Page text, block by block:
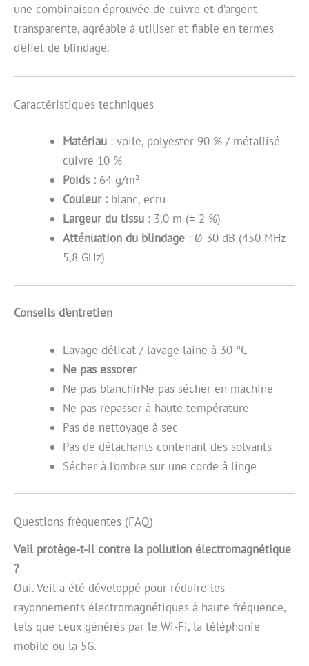
une combinaison éprouvée de cuivre et d’argent –
transparente, agréable à utiliser et fiable en termes
d’effet de blindage.
Caractéristiques techniques
Matériau : voile, polyester 90 % / métallisé
cuivre 10 %
Poids : 64 g/m²
Couleur : blanc, ecru
Largeur du tissu : 3,0 m (± 2 %)
Atténuation du blindage : Ø 30 dB (450 MHz –
5,8 GHz)
Conseils d’entretien
Lavage délicat / lavage laine à 30 °C
Ne pas essorer
Ne pas blanchirNe pas sécher en machine
Ne pas repasser à haute température
Pas de nettoyage à sec
Pas de détachants contenant des solvants
Sécher à l’ombre sur une corde à linge
Questions fréquentes (FAQ)
Veil protège-t-il contre la pollution électromagnétique
?
Oui. Veil a été développé pour réduire les
rayonnements électromagnétiques à haute fréquence,
tels que ceux générés par le Wi-Fi, la téléphonie
mobile ou la 5G.